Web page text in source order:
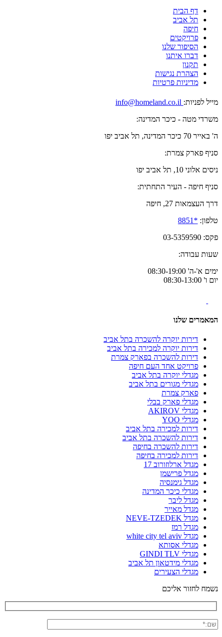
דף הבית
תל אביב
חיפה
פרויקטים
הסיפור שלנו
דברו איתנו
תקנון
הצהרת נגישות
מדיניות פרטיות
מייל לפניות:
משרדי מטה - כיכר המדינה:
ה' באייר 70 כיכר המדינה, תל אביב יפו
סניף פארק צמרת:
ניסים אלוני 10, תל אביב יפו
סניף חיפה - העיר התחתית:
דרך העצמאות 27, חיפה
טלפון: *8851
פקס: 03-5359590
שעות עבודה:
ימים א'-ה' 08:30-19:00
יום ו' 08:30-13:00
המאמרים שלנו
דירות יוקרה להשכרה בתל אביב
דירות יוקרה למכירה בתל אביב
דירות להשכרה בפארק צמרת
פרויקט אחד העם חיפה
מגדלי יוקרה בתל אביב
מגדלי מגורים בתל אביב
פארק צמרת
מגדלי פארק בבלי
מגדלי AKIROV
מגדלי YOO
דירות למכירה בתל אביב
דירות להשכרה בתל אביב
דירות להשכרה בחיפה
דירות למכירה בחיפה
מגדל ארלוזורוב 17
מגדל פרישמן
מגדל גימנסיה
מגדלי כיכר המדינה
מגדל ליבר
מגדל מאייר
מגדל NEVE-TZEDEK
מגדל רמז
מגדל white city tel aviv
מגדלי אסותא
מגדלי GINDI TLV
מגדלי מידטאון תל אביב
מגדלי הצעירים
נשמח לחזור אליכם